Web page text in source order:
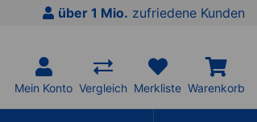
über 1 Mio. zufriedene Kunden
Mein Konto Vergleich Merkliste Warenkorb